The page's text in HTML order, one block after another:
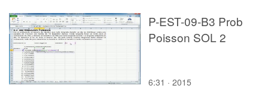
P-EST-09-B3 Prob
Poisson SOL 2
6:31 · 2015